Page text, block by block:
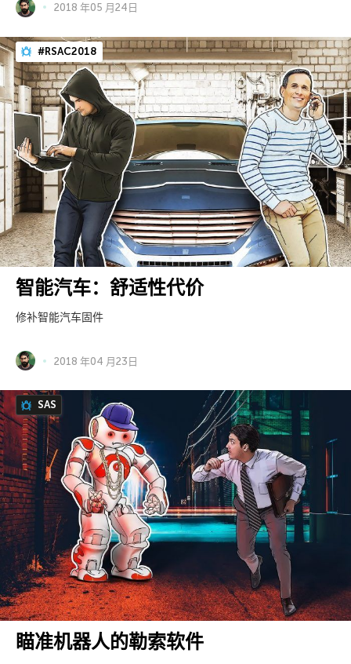
2018 年05 月24日
#RSAC2018
智能汽车：舒适性代价
修补智能汽车固件
2018 年04 月23日
SAS
瞄准机器人的勒索软件